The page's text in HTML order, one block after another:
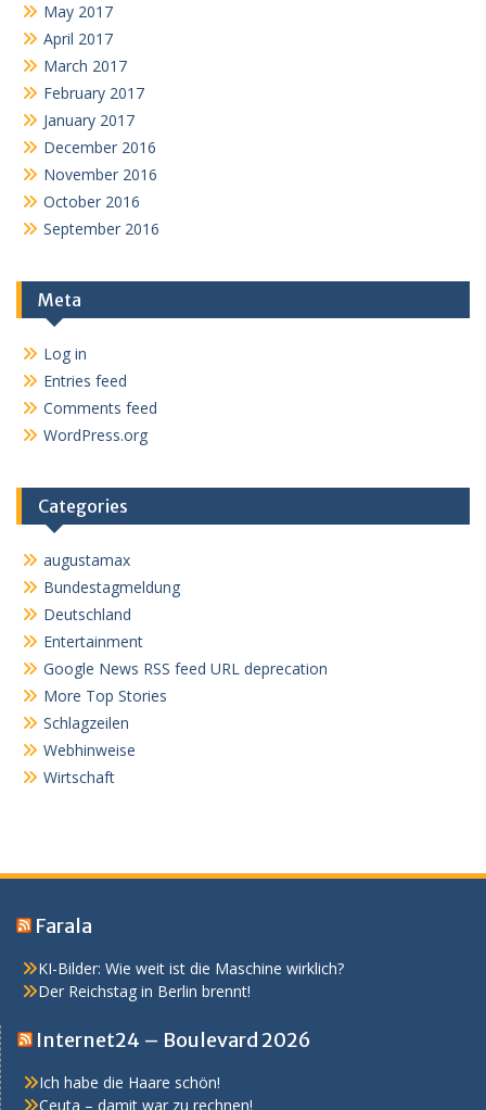
May 2017
April 2017
March 2017
February 2017
January 2017
December 2016
November 2016
October 2016
September 2016
Meta
Log in
Entries feed
Comments feed
WordPress.org
Categories
augustamax
Bundestagmeldung
Deutschland
Entertainment
Google News RSS feed URL deprecation
More Top Stories
Schlagzeilen
Webhinweise
Wirtschaft
Farala
KI-Bilder: Wie weit ist die Maschine wirklich?
Der Reichstag in Berlin brennt!
Internet24 – Boulevard 2026
Ich habe die Haare schön!
Ceuta – damit war zu rechnen!